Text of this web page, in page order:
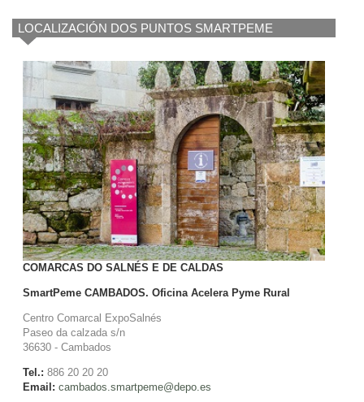
LOCALIZACIÓN DOS PUNTOS SMARTPEME
COMARCAS DO SALNÉS E DE CALDAS
SmartPeme CAMBADOS. Oficina Acelera Pyme Rural
Centro Comarcal ExpoSalnés
Paseo da calzada s/n
36630 - Cambados
Tel.: 886 20 20 20
Email: cambados.smartpeme@depo.es